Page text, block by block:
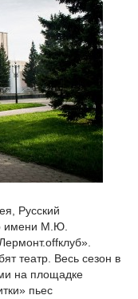
Русский
имени М.Ю.
театр. Весь сезон в
на площадке
пьес